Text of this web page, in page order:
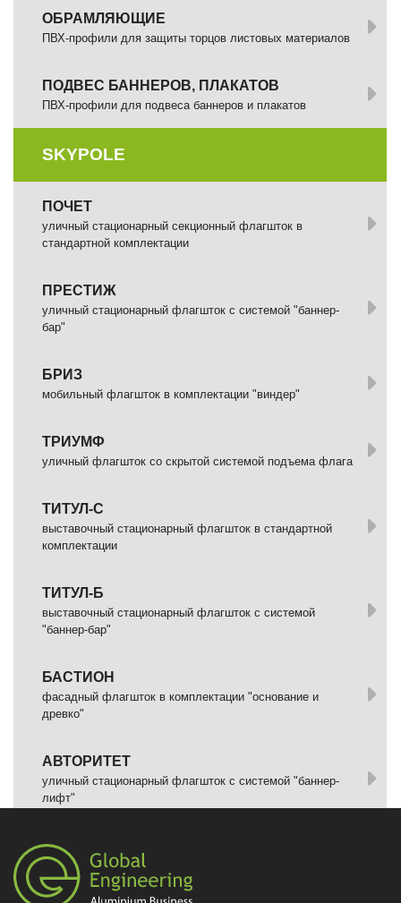
ОБРАМЛЯЮЩИЕ
ПВХ-профили для защиты торцов листовых материалов
ПОДВЕС БАННЕРОВ, ПЛАКАТОВ
ПВХ-профили для подвеса баннеров и плакатов
SKYPOLE
ПОЧЕТ
уличный стационарный секционный флагшток в
стандартной комплектации
ПРЕСТИЖ
уличный стационарный флагшток с системой "баннер-
бар"
БРИЗ
мобильный флагшток в комплектации "виндер"
ТРИУМФ
уличный флагшток со скрытой системой подъема флага
ТИТУЛ-С
выставочный стационарный флагшток в стандартной
комплектации
ТИТУЛ-Б
выставочный стационарный флагшток с системой
"баннер-бар"
БАСТИОН
фасадный флагшток в комплектации "основание и
древко"
АВТОРИТЕТ
уличный стационарный флагшток с системой "баннер-
лифт"